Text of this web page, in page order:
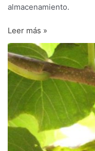
almacenamiento.
Leer más »
Exportación
global
de
kiwi
incremento
6%